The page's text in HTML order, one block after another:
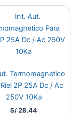
Termomagnetico
2P 25A Dc / Ac
250V 10Ka
S/28.44